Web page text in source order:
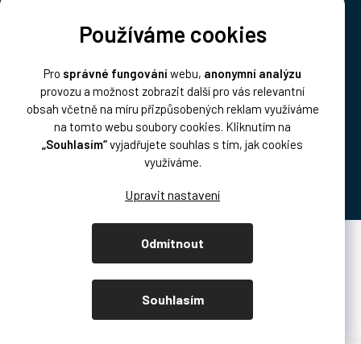
Používáme cookies
Pro správné fungováníwebu, anonymní analýzu
provozu a možnost zobrazit další pro vás relevantní
obsah včetně na míru přizpůsobených reklam využíváme
na tomto webu soubory cookies. Kliknutím na
„Souhlasím“vyjadřujete souhlas s tím, jak cookies
využíváme.
Odmítnout
Souhlasím
Platba:
Vytvořil Shoptet Premium
Copyright 2026 . Všechna práva vyhrazena.
Upravit nastavení cookies